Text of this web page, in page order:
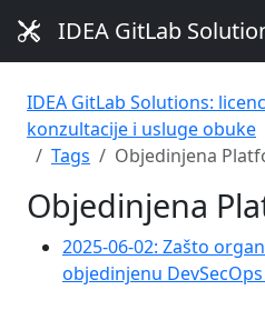
IDEA GitLab
IDEA GitLab Solutions:
konzultacije i usluge obuke
Tags
Objedinjena
Objedinjena
2025-06-02: Zašto
objedinjenu